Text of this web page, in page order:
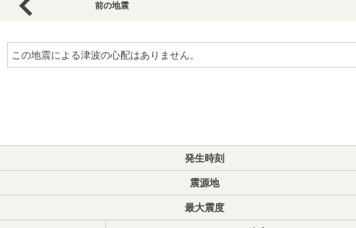
前の地震
この地震による津波の心配はありません。
発生時刻
震源地
最大震度